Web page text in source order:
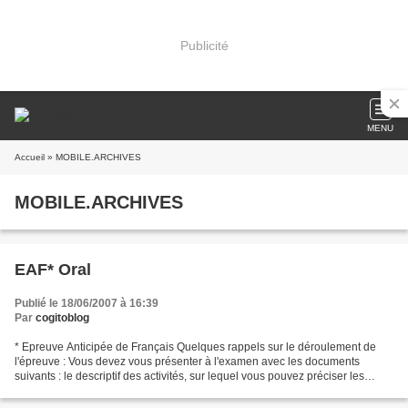
Publicité
MENU
Accueil » MOBILE.ARCHIVES
MOBILE.ARCHIVES
EAF* Oral
Publié le 18/06/2007 à 16:39
Par cogitoblog
* Epreuve Anticipée de Français Quelques rappels sur le déroulement de
l'épreuve : Vous devez vous présenter à l'examen avec les documents
suivants : le descriptif des activités, sur lequel vous pouvez préciser les